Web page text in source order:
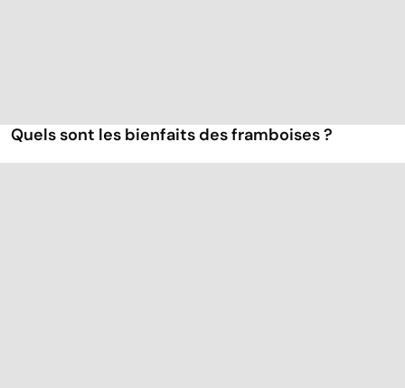
Quels sont les bienfaits des framboises ?